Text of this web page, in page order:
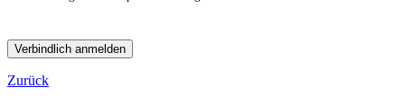
Verbindlich anmelden
Zurück